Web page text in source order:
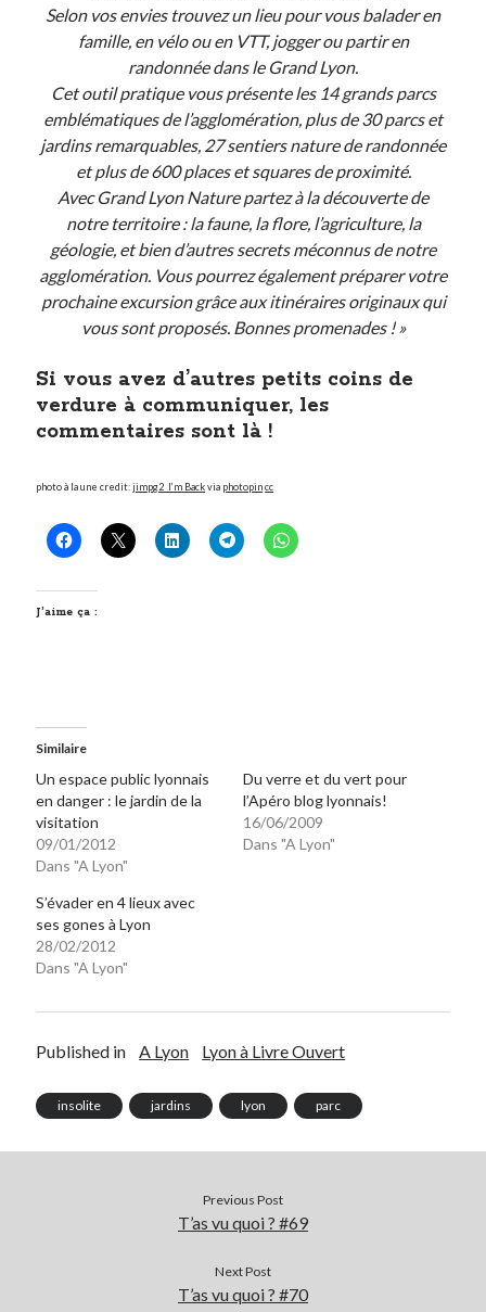
Selon vos envies trouvez un lieu pour vous balader en
famille, en vélo ou en VTT, jogger ou partir en
randonnée dans le Grand Lyon.
Cet outil pratique vous présente les 14 grands parcs
emblématiques de l’agglomération, plus de 30 parcs et
jardins remarquables, 27 sentiers nature de randonnée
et plus de 600 places et squares de proximité.
Avec Grand Lyon Nature partez à la découverte de
notre territoire : la faune, la flore, l’agriculture, la
géologie, et bien d’autres secrets méconnus de notre
agglomération. Vous pourrez également préparer votre
prochaine excursion grâce aux itinéraires originaux qui
vous sont proposés. Bonnes promenades ! »
Si vous avez d’autres petits coins de
verdure à communiquer, les
commentaires sont là !
photo à la une credit:jimpg2_I’m Backvia photopincc
J’aime ça :
Similaire
Un espace public lyonnais
en danger : le jardin de la
visitation
09/01/2012
Dans "A Lyon"
Du verre et du vert pour
l’Apéro blog lyonnais!
16/06/2009
Dans "A Lyon"
S’évader en 4 lieux avec
ses gones à Lyon
28/02/2012
Dans "A Lyon"
Published in A Lyon Lyon à Livre Ouvert
insolite jardins lyon parc
Previous Post
T’as vu quoi ? #69
Next Post
T’as vu quoi ? #70